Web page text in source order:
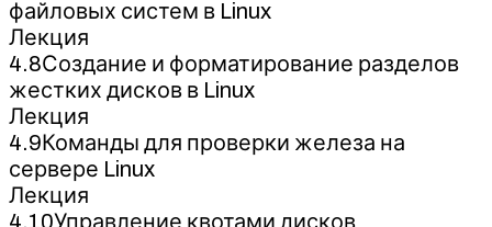
файловых систем в Linux
Лекция
4.8Создание и форматирование разделов
жестких дисков в Linux
Лекция
4.9Команды для проверки железа на
сервере Linux
Лекция
4.10Управление квотами дисков